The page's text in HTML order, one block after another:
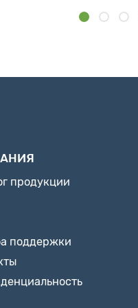
продукции
поддержки